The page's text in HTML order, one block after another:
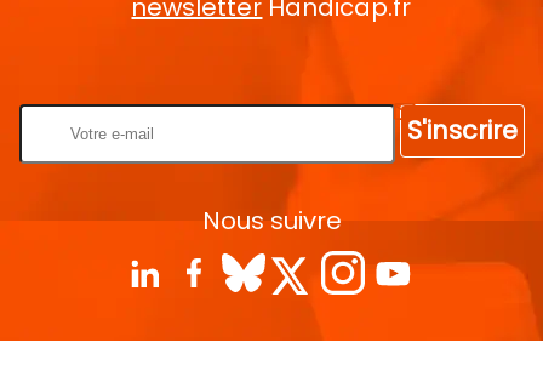
newsletter Handicap.fr
S'inscrire
Nous suivre